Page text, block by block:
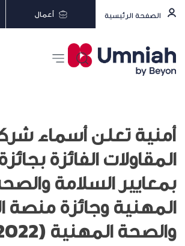
الصفحة الرئيسية أعمال
أمنية تعلن أسماء
المقاولات الفائزة
بمعايير السلامة
المهنية وجائزة منصة
والصحة المهنية (2022)